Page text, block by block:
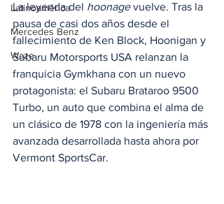
Latinoamérica
Mercedes Benz
Waze
La leyenda del hoonage vuelve. Tras la
pausa de casi dos años desde el
fallecimiento de Ken Block, Hoonigan y
Subaru Motorsports USA relanzan la
franquicia Gymkhana con un nuevo
protagonista: el Subaru Brataroo 9500
Turbo, un auto que combina el alma de
un clásico de 1978 con la ingeniería más
avanzada desarrollada hasta ahora por
Vermont SportsCar.